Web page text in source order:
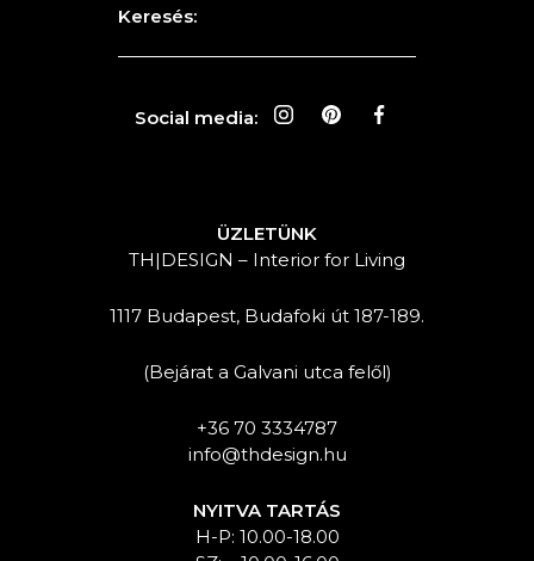
Keresés:
Social media:
ÜZLETÜNK
TH|DESIGN – Interior for Living
1117 Budapest, Budafoki út 187-189.
(Bejárat a Galvani utca felől)
+36 70 3334787
info@thdesign.hu
NYITVA TARTÁS
H-P: 10.00-18.00